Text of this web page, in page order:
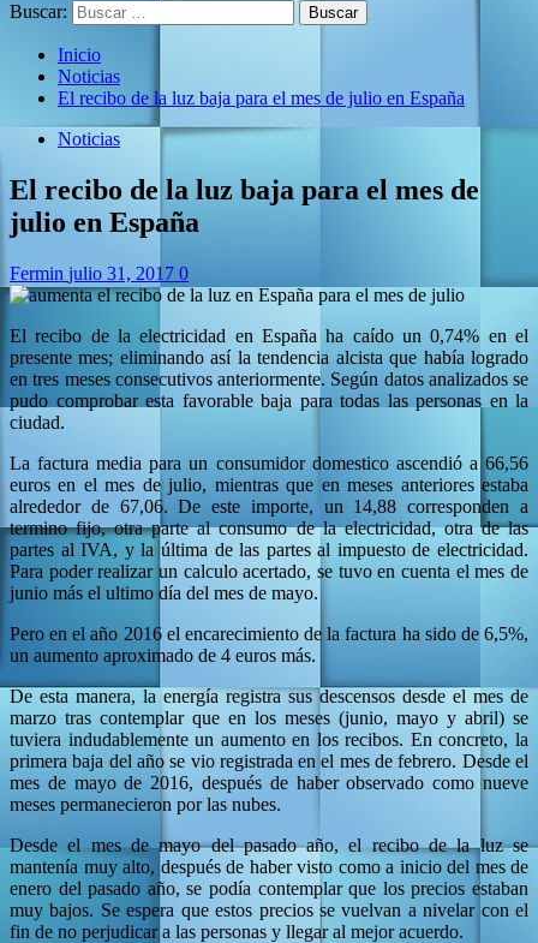
Buscar:
Inicio
Noticias
El recibo de la luz baja para el mes de julio en España
Noticias
El recibo de la luz baja para el mes de
julio en España
Fermin julio 31, 2017 0
El recibo de la electricidad en España ha caído un 0,74% en el
presente mes; eliminando así la tendencia alcista que había logrado
en tres meses consecutivos anteriormente. Según datos analizados se
pudo comprobar esta favorable baja para todas las personas en la
ciudad.
La factura media para un consumidor domestico ascendió a 66,56
euros en el mes de julio, mientras que en meses anteriores estaba
alrededor de 67,06. De este importe, un 14,88 corresponden a
termino fijo, otra parte al consumo de la electricidad, otra de las
partes al IVA, y la última de las partes al impuesto de electricidad.
Para poder realizar un calculo acertado, se tuvo en cuenta el mes de
junio más el ultimo día del mes de mayo.
Pero en el año 2016 el encarecimiento de la factura ha sido de 6,5%,
un aumento aproximado de 4 euros más.
De esta manera, la energía registra sus descensos desde el mes de
marzo tras contemplar que en los meses (junio, mayo y abril) se
tuviera indudablemente un aumento en los recibos. En concreto, la
primera baja del año se vio registrada en el mes de febrero. Desde el
mes de mayo de 2016, después de haber observado como nueve
meses permanecieron por las nubes.
Desde el mes de mayo del pasado año, el recibo de la luz se
mantenía muy alto, después de haber visto como a inicio del mes de
enero del pasado año, se podía contemplar que los precios estaban
muy bajos. Se espera que estos precios se vuelvan a nivelar con el
fin de no perjudicar a las personas y llegar al mejor acuerdo.